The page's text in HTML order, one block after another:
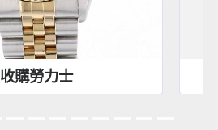
收購勞力士